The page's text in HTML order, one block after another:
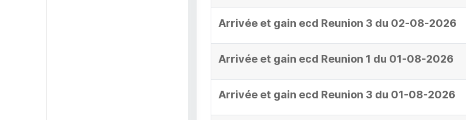
Arrivée et gain ecd Reunion 3 du 02-08-2026
Arrivée et gain ecd Reunion 1 du 01-08-2026
Arrivée et gain ecd Reunion 3 du 01-08-2026